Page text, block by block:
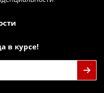
в курсе!